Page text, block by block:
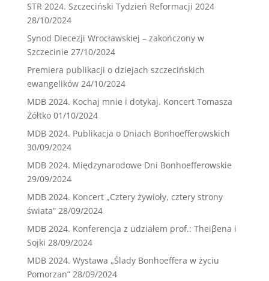
STR 2024. Szczeciński Tydzień Reformacji 2024
28/10/2024
Synod Diecezji Wrocławskiej – zakończony w
Szczecinie 27/10/2024
Premiera publikacji o dziejach szczecińskich
ewangelików 24/10/2024
MDB 2024. Kochaj mnie i dotykaj. Koncert Tomasza
Żółtko 01/10/2024
MDB 2024. Publikacja o Dniach Bonhoefferowskich
30/09/2024
MDB 2024. Międzynarodowe Dni Bonhoefferowskie
29/09/2024
MDB 2024. Koncert „Cztery żywioły, cztery strony
świata” 28/09/2024
MDB 2024. Konferencja z udziałem prof.: Theiβena i
Sojki 28/09/2024
MDB 2024. Wystawa „Ślady Bonhoeffera w życiu
Pomorzan” 28/09/2024